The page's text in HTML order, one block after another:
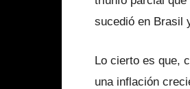
sucedió en Brasil
Lo cierto es que,
una inflación